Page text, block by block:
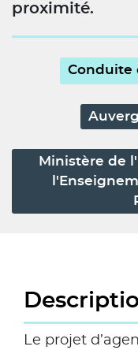
proximité.
Conduite
Ministère de
Le projet